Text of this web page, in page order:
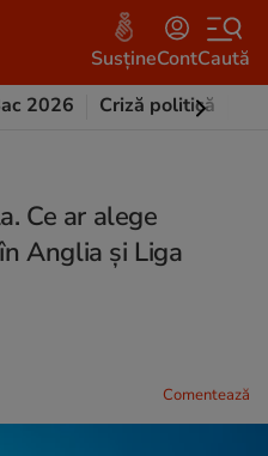
SusțineContCaută
2026 Criză politică
Ce ar alege
Anglia și Liga
Comentează